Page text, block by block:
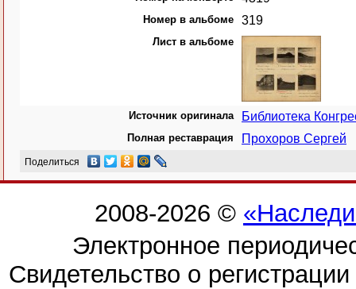
Номер в альбоме 319
Лист в альбоме
Источник оригинала Библиотека
Полная реставрация Прохоров Сергей
Поделиться
2008-2026 ©
Электронное
Свидетельство о